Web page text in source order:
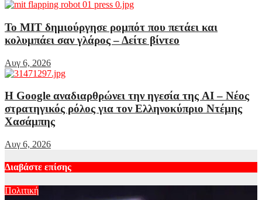
Το MIT δημιούργησε ρομπότ που πετάει και
κολυμπάει σαν γλάρος – Δείτε βίντεο
Αυγ 6, 2026
Η Google αναδιαρθρώνει την ηγεσία της AI – Νέος
στρατηγικός ρόλος για τον Ελληνοκύπριο Ντέμης
Χασάμπης
Αυγ 6, 2026
Διαβάστε επίσης
Πολιτική